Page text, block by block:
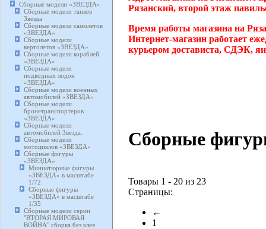
Сборные модели «ЗВЕЗДА»
Сборные модели танков
Звезда
Сборные модели самолетов
«ЗВЕЗДА»
Сборные модели
вертолетов «ЗВЕЗДА»
Сборные модели кораблей
«ЗВЕЗДА»
Сборные модели
подводных лодок
«ЗВЕЗДА»
Сборные модели военных
автомобилей «ЗВЕЗДА»
Сборные модели
бронетранспортеров
«ЗВЕЗДА»
Сборные модели
автомобилей Звезда.
Сборные модели
мотоциклов «ЗВЕЗДА»
Сборные фигуры
«ЗВЕЗДА»
Миниатюрные фигуры
«ЗВЕЗДА» в масштабе
1/72
Сборные фигуры
«ЗВЕЗДА» в масштабе
1/35
Сборные модели серии
"ВТОРАЯ МИРОВАЯ
ВОЙНА" сборка без клея
Рязанский, второй этаж
Время работы магазина на
Интернет-магазин работает
курьером достависта, СДЭК,
Сборные
Товары 1 - 20 из 23
Страницы:
←
1